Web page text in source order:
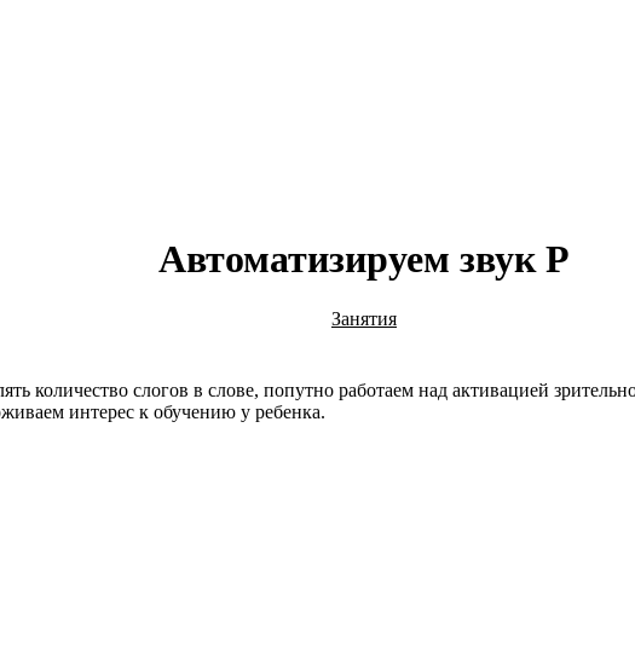
Автоматизируем звук Р
Занятия
количество слогов в слове, попутно работаем над активацией
интерес к обучению у ребенка.